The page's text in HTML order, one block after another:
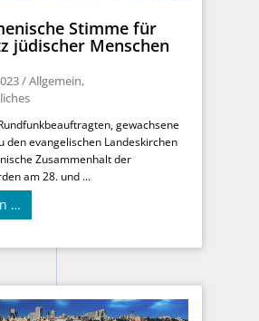
Stimme für
jüdischer Menschen
/Allgemein,
gewachsene
den evangelischen Landeskirchen
Zusammenhalt der
am 28. und ...
…